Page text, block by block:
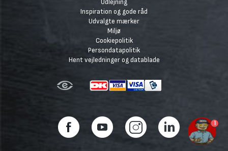
Udlejning
Inspiration og gode råd
Udvalgte mærker
Miljø
Cookiepolitik
Persondatapolitik
Hent vejledninger og datablade
1